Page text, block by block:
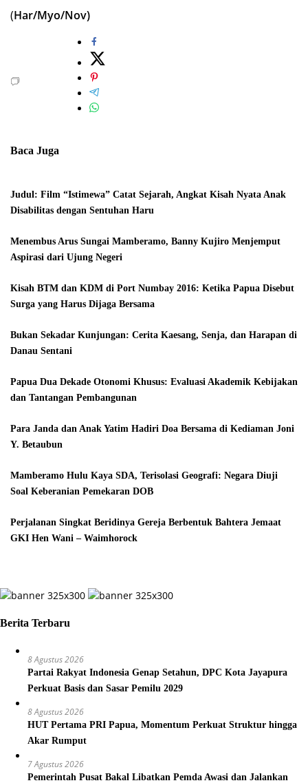
(Har/Myo/Nov)
Baca Juga
Judul: Film “Istimewa” Catat Sejarah, Angkat Kisah Nyata Anak
Disabilitas dengan Sentuhan Haru
Menembus Arus Sungai Mamberamo, Banny Kujiro Menjemput
Aspirasi dari Ujung Negeri
Kisah BTM dan KDM di Port Numbay 2016: Ketika Papua Disebut
Surga yang Harus Dijaga Bersama
Bukan Sekadar Kunjungan: Cerita Kaesang, Senja, dan Harapan di
Danau Sentani
Papua Dua Dekade Otonomi Khusus: Evaluasi Akademik Kebijakan
dan Tantangan Pembangunan
Para Janda dan Anak Yatim Hadiri Doa Bersama di Kediaman Joni
Y. Betaubun
Mamberamo Hulu Kaya SDA, Terisolasi Geografi: Negara Diuji
Soal Keberanian Pemekaran DOB
Perjalanan Singkat Beridinya Gereja Berbentuk Bahtera Jemaat
GKI Hen Wani – Waimhorock
Berita Terbaru
8 Agustus 2026
Partai Rakyat Indonesia Genap Setahun, DPC Kota Jayapura
Perkuat Basis dan Sasar Pemilu 2029
8 Agustus 2026
HUT Pertama PRI Papua, Momentum Perkuat Struktur hingga
Akar Rumput
7 Agustus 2026
Pemerintah Pusat Bakal Libatkan Pemda Awasi dan Jalankan